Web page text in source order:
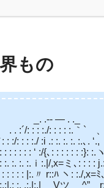
もの
― . ._
:./: : : : :.｀` 、
:./ :i .: :. :. :. :.､. ‘.,
: ‘ :/{､: : : : : : :}: :.ヽ
:.ｉ:.|/,x=ミ､: : : : j.:
: |:.〃 r::ﾊ ヽ: :./,x=ﾐ
:. .:.|:.| Vツ ^” r: